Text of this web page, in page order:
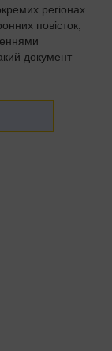
регіонах
повісток,
документ